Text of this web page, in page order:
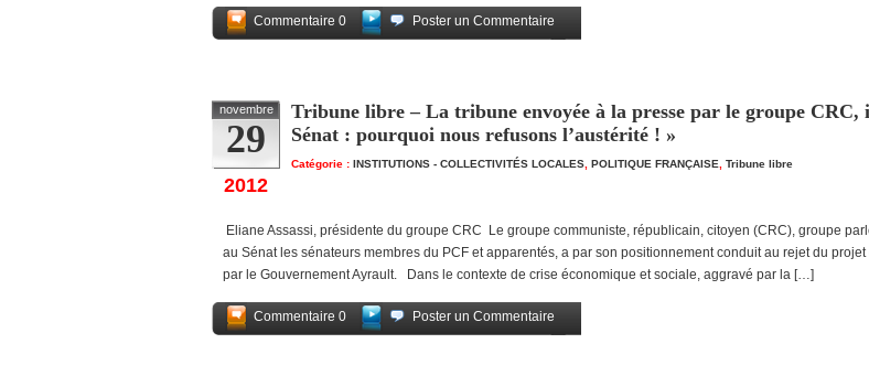
Commentaire 0
Poster un Commentaire
novembre
29
2012
Tribune libre – La tribune envoyée à la presse par le groupe CRC,
Sénat : pourquoi nous refusons l’austérité ! »
Catégorie : INSTITUTIONS - COLLECTIVITÉS LOCALES POLITIQUE FRANÇAISE Tribune libre
Eliane Assassi, présidente du groupe CRC Le groupe communiste, républicain, citoyen (CRC), groupe
au Sénat les sénateurs membres du PCF et apparentés, a par son positionnement conduit au rejet du
par le Gouvernement Ayrault. Dans le contexte de crise économique et sociale, aggravé par la […]
Commentaire 0
Poster un Commentaire